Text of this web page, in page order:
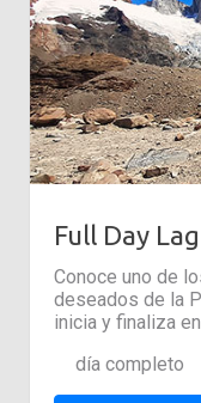
Full Day
Conoce uno de
deseados de la
inicia y finaliza
día completo